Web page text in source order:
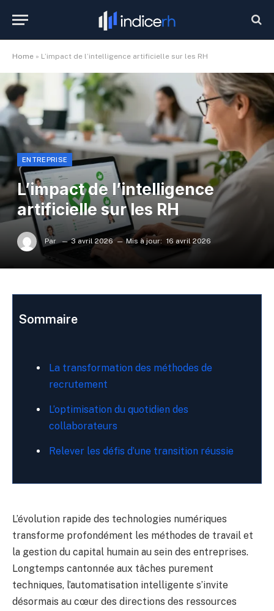
Home » L’impact de l’intelligence artificielle sur les RH
ENTREPRISE
L’impact de l’intelligence
artificielle sur les RH
Par 3 avril 2026 Mis à jour: 16 avril 2026
Sommaire
La transformation des méthodes de
recrutement
L’optimisation du quotidien des
collaborateurs
Relever les défis d’une transition réussie
L’évolution rapide des technologies numériques
transforme profondément les méthodes de travail et
la gestion du capital humain au sein des entreprises.
Longtemps cantonnée aux tâches purement
techniques, l’automatisation intelligente s’invite
désormais au cœur des directions des ressources